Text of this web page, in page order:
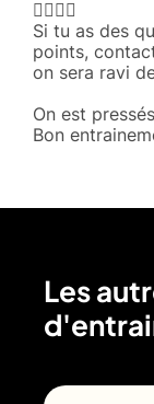
🏃‍♀️🏃‍♂️
Si tu as des
points,
on sera ravi
On est
Bon
Les